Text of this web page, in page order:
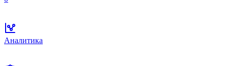
Аналитика